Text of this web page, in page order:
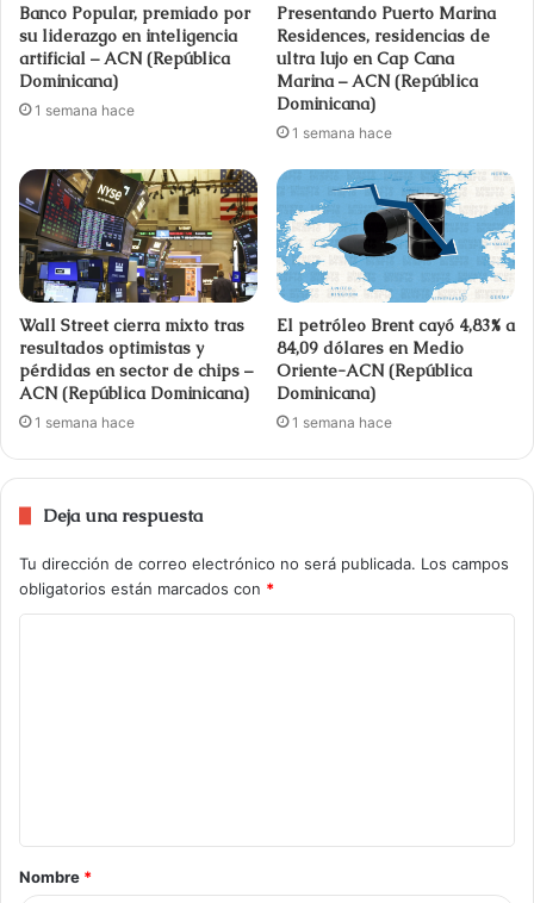
Banco Popular, premiado por
su liderazgo en inteligencia
artificial – ACN (República
Dominicana)
1 semana hace
Presentando Puerto Marina
Residences, residencias de
ultra lujo en Cap Cana
Marina – ACN (República
Dominicana)
1 semana hace
Wall Street cierra mixto tras
resultados optimistas y
pérdidas en sector de chips –
ACN (República Dominicana)
1 semana hace
El petróleo Brent cayó 4,83% a
84,09 dólares en Medio
Oriente-ACN (República
Dominicana)
1 semana hace
Deja una respuesta
Tu dirección de correo electrónico no será publicada. Los campos
obligatorios están marcados con *
Nombre *